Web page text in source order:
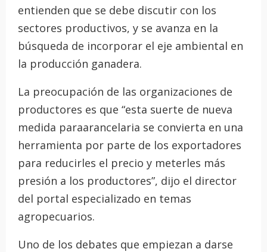
entienden que se debe discutir con los
sectores productivos, y se avanza en la
búsqueda de incorporar el eje ambiental en
la producción ganadera.
La preocupación de las organizaciones de
productores es que “esta suerte de nueva
medida paraarancelaria se convierta en una
herramienta por parte de los exportadores
para reducirles el precio y meterles más
presión a los productores”, dijo el director
del portal especializado en temas
agropecuarios.
Uno de los debates que empiezan a darse